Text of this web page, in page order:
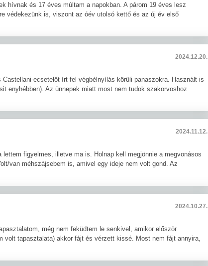
hívnak és 17 éves múltam a napokban. A párom 19 éves lesz
védekezünk is, viszont az óév utolsó kettő és az új év első
2024.12.20.
ecsetelőt írt fel végbélnyílás körüli panaszokra. Használt is
enyhébben). Az ünnepek miatt most nem tudok szakorvoshoz
2024.11.12.
lettem figyelmes, illetve ma is. Holnap kell megjönnie a megvonásos
van méhszájsebem is, amivel egy ideje nem volt gond. Az
2024.10.27.
még nem feküdtem le senkivel, amikor először
volt tapasztalata) akkor fájt és vérzett kissé. Most nem fájt annyira,